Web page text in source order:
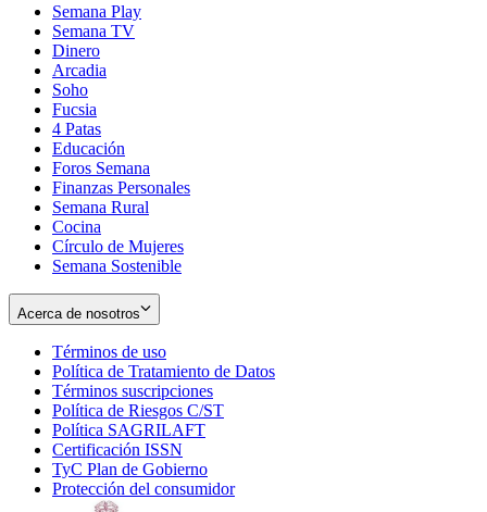
Semana Play
Semana TV
Dinero
Arcadia
Soho
in
new
window
Fucsia
in
new
window
4 Patas
Educación
Foros Semana
Finanzas Personales
Semana Rural
Cocina
Círculo de Mujeres
Semana Sostenible
Acerca de nosotros
Términos de uso
in
new
window
Política de Tratamiento de Datos
Términos suscripciones
in
Política de Riesgos C/ST
Política SAGRILAFT
new
window
Certificación ISSN
in
new
TyC Plan de Gobierno
in
Protección del consumidorOpens